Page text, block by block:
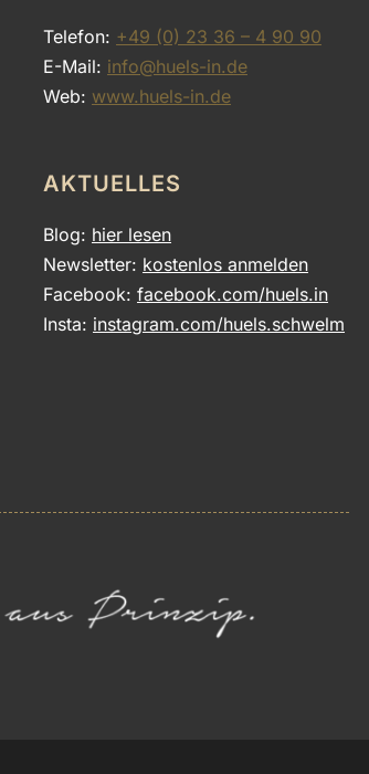
Telefon: +49 (0) 23 36 – 4 90 90
E-Mail: info@huels-in.de
Web: www.huels-in.de
AKTUELLES
Blog: hier lesen
Newsletter: kostenlos anmelden
Facebook:facebook.com/huels.in
Insta: instagram.com/huels.schwelm